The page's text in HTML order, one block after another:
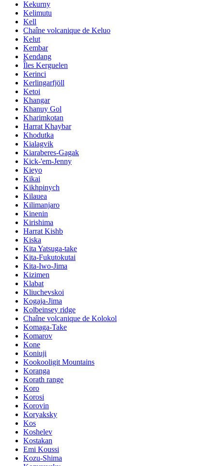
Kekurny
Kelimutu
Kell
Chaîne volcanique de Keluo
Kelut
Kembar
Kendang
Îles Kerguelen
Kerinci
Kerlingarfjöll
Ketoi
Khangar
Khanuy Gol
Kharimkotan
Harrat Khaybar
Khodutka
Kialagvik
Kiaraberes-Gagak
Kick-'em-Jenny
Kieyo
Kikai
Kikhpinych
Kilauea
Kilimanjaro
Kinenin
Kirishima
Harrat Kishb
Kiska
Kita Yatsuga-take
Kita-Fukutokutai
Kita-Iwo-Jima
Kizimen
Klabat
Kliuchevskoi
Kogaja-Jima
Kolbeinsey ridge
Chaîne volcanique de Kolokol
Komaga-Take
Komarov
Kone
Koniuji
Kookooligit Mountains
Koranga
Korath range
Koro
Korosi
Korovin
Koryaksky
Kos
Koshelev
Kostakan
Emi Koussi
Kozu-Shima